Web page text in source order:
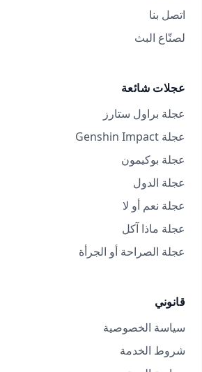
اتصل بنا
لصنّاع البث
عجلات شائعة
عجلة براول ستارز
عجلة Genshin Impact
عجلة بوكيمون
عجلة الدول
عجلة نعم أو لا
عجلة ماذا آكل
عجلة الصراحة أو الجرأة
قانوني
سياسة الخصوصية
شروط الخدمة